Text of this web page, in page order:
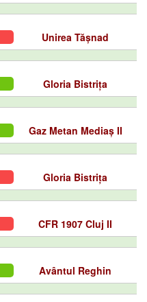
Unirea Tășnad
Gloria Bistrița
Gaz Metan Mediaș II
Gloria Bistrița
CFR 1907 Cluj II
Avântul Reghin